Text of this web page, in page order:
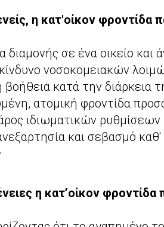
η κατ'οίκον φροντίδα
διαμονής σε ένα οικείο και
νοσοκομειακών
βοήθεια κατά την διάρκεια
ατομική φροντίδα
ιδιωματικών ρυθμίσεων
και σεβασμό
η κατ’οίκον